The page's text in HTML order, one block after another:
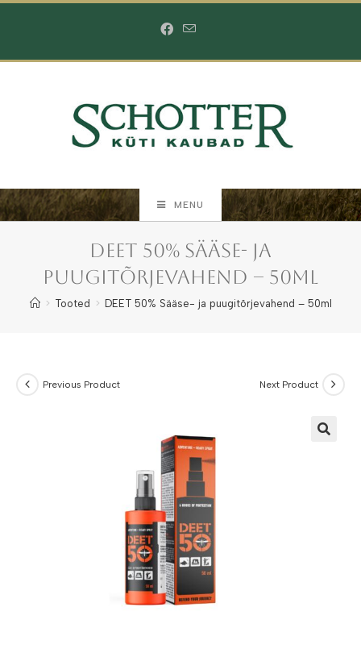
MENU
DEET 50% Sääse- ja
puugitõrjevahend – 50ml
> Tooted > DEET 50% Sääse- ja puugitõrjevahend – 50ml
Previous Product Next Product